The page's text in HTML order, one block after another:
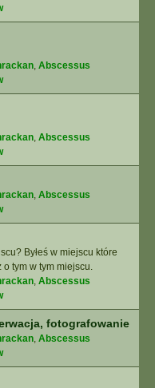
, Abscessus
, Abscessus
, Abscessus
Byłeś w miejscu które
tym w tym miejscu.
, Abscessus
fotografowanie
, Abscessus